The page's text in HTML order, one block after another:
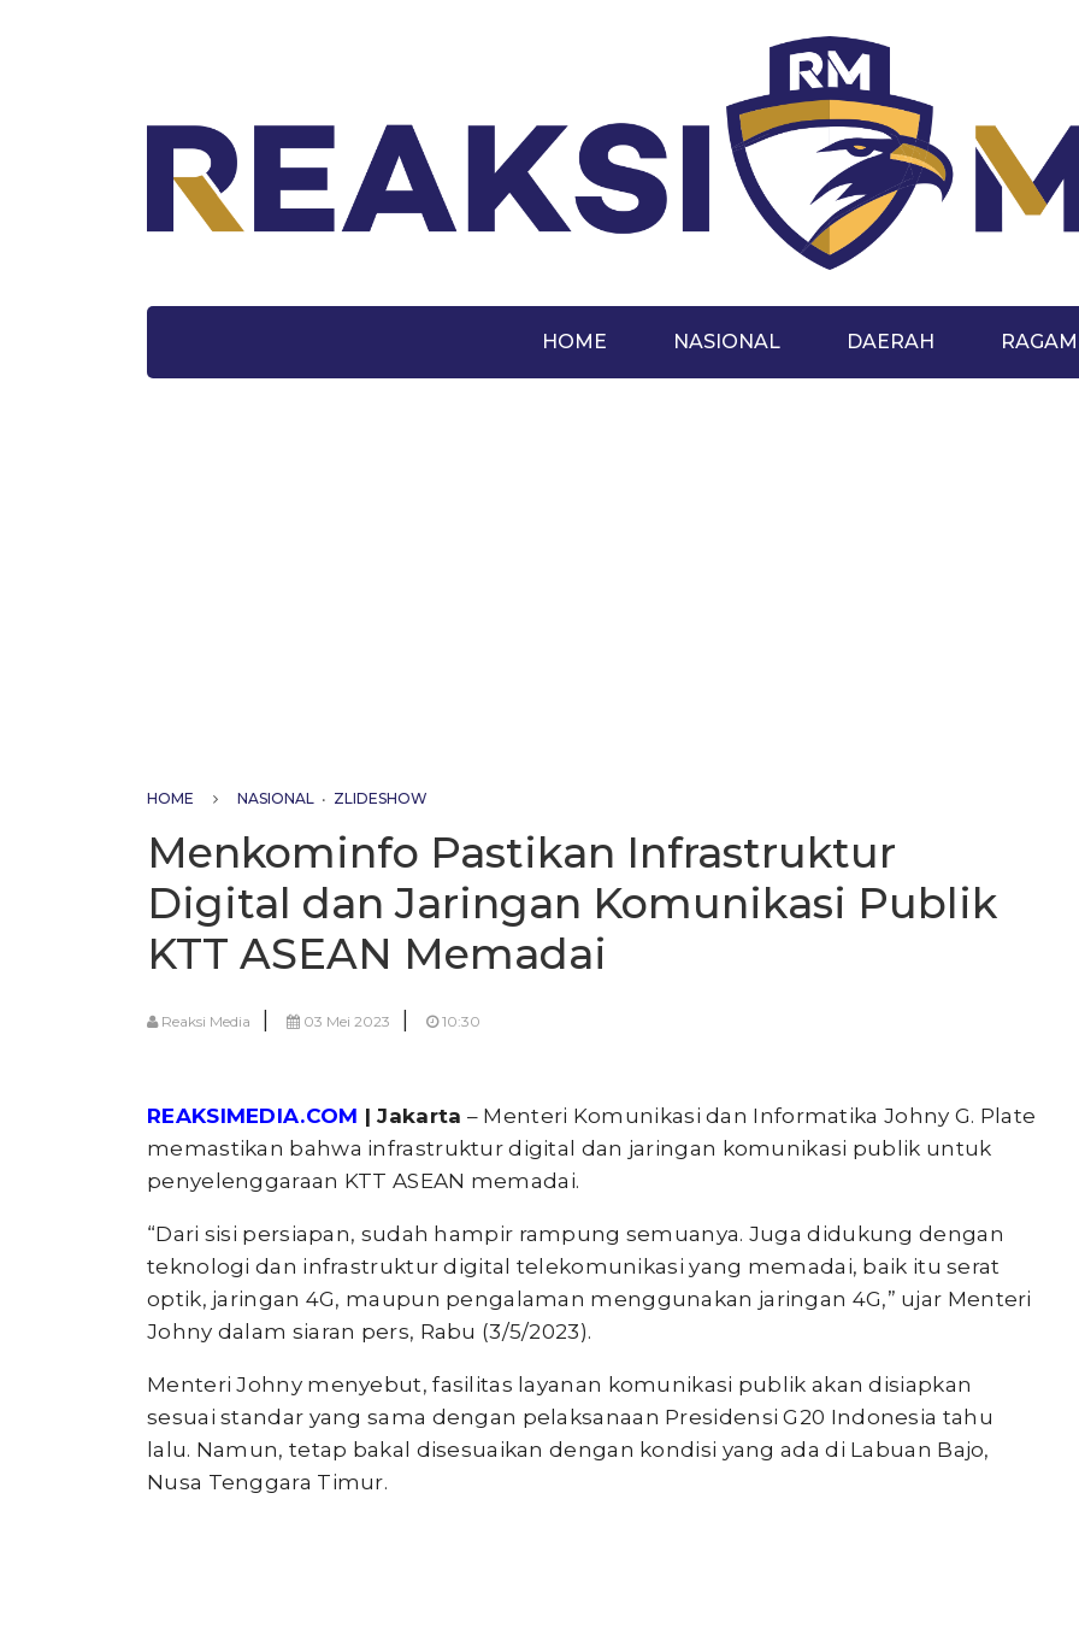
HOME NASIONAL DAERAH RAGAM
HOME NASIONAL • ZLIDESHOW
Menkominfo Pastikan Infrastruktur
Digital dan Jaringan Komunikasi Publik
KTT ASEAN Memadai
Reaksi Media 03 Mei 2023 10:30
REAKSIMEDIA.COM | Jakarta – Menteri Komunikasi dan Informatika Johny G. Plate
memastikan bahwa infrastruktur digital dan jaringan komunikasi publik untuk
penyelenggaraan KTT ASEAN memadai.
“Dari sisi persiapan, sudah hampir rampung semuanya. Juga didukung dengan
teknologi dan infrastruktur digital telekomunikasi yang memadai, baik itu serat
optik, jaringan 4G, maupun pengalaman menggunakan jaringan 4G,” ujar Menteri
Johny dalam siaran pers, Rabu (3/5/2023).
Menteri Johny menyebut, fasilitas layanan komunikasi publik akan disiapkan
sesuai standar yang sama dengan pelaksanaan Presidensi G20 Indonesia tahu
lalu. Namun, tetap bakal disesuaikan dengan kondisi yang ada di Labuan Bajo,
Nusa Tenggara Timur.